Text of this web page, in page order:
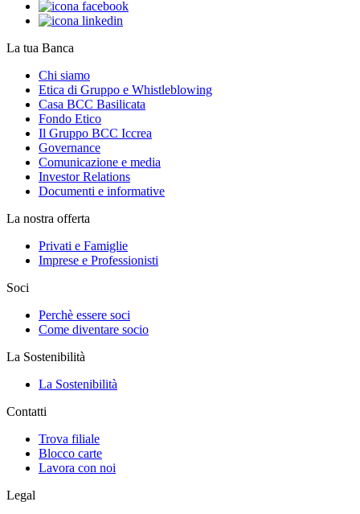
La tua Banca
Chi siamo
Etica di Gruppo e Whistleblowing
Casa BCC Basilicata
Fondo Etico
Il Gruppo BCC Iccrea
Governance
Comunicazione e media
Investor Relations
Documenti e informative
La nostra offerta
Privati e Famiglie
Imprese e Professionisti
Soci
Perchè essere soci
Come diventare socio
La Sostenibilità
La Sostenibilità
Contatti
Trova filiale
Blocco carte
Lavora con noi
Legal